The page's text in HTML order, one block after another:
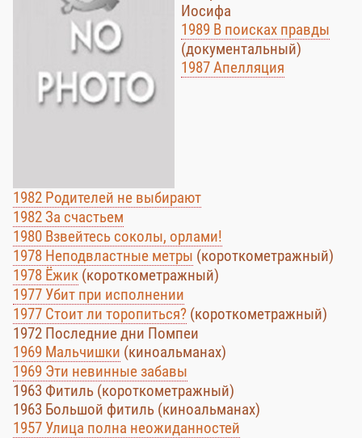
Иосифа
1989 В поисках правды
(документальный)
1987 Апелляция
1982 Родителей не выбирают
1982 За счастьем
1980 Взвейтесь соколы, орлами!
1978 Неподвластные метры (короткометражный)
1978 Ёжик (короткометражный)
1977 Убит при исполнении
1977 Стоит ли торопиться? (короткометражный)
1972 Последние дни Помпеи
1969 Мальчишки (киноальманах)
1969 Эти невинные забавы
1963 Фитиль (короткометражный)
1963 Большой фитиль (киноальманах)
1957 Улица полна неожиданностей